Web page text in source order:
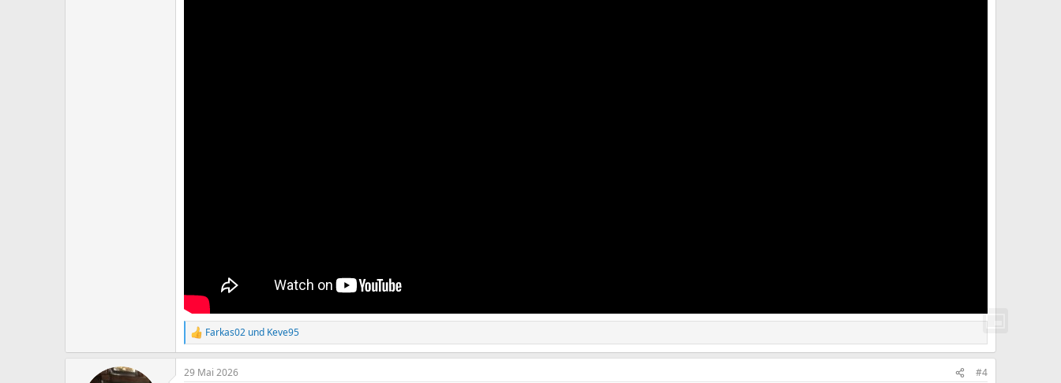
R
e
a
k
Farkas02 und Keve95
29 Mai 2026 #4